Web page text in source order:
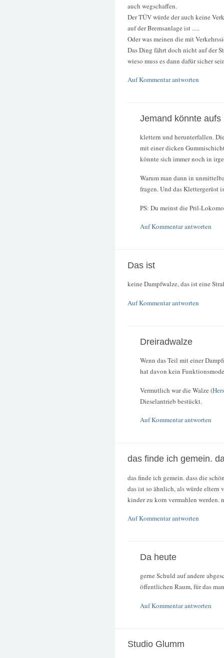
auch wegschaffen.
Der TÜV würde der auch keine
auf der Bremsanlage ist .....
Oder was meinen die mit
Das Ding fährt doch nicht auf der
wieso muss es dann dafür sicher
Auf Kommentar antworten
Jemand könnte aufs
klettern und herunterfallen.
mit einer dicken
könnte sich immer noch in
Warum man dann in
fragen. Und das Klettergerüst
PS: Du meinst die Pril-
Auf Kommentar antworten
Das ist
keine Dampfwalze, das ist eine
Auf Kommentar antworten
Dreiradwalze
Wenn das Teil mit einer
hat davon kein
Vermutlich war die Walze (
Dieselantrieb bestückt.
Auf Kommentar antworten
das finde ich gemein.
das finde ich gemein. dass die
das ist so ähnlich, als würde
kinder zu korn vermahlen werden.
Auf Kommentar antworten
Da heute
gerne Schuld auf andere
öffentlichen Raum, für das
Auf Kommentar antworten
Studio Glumm